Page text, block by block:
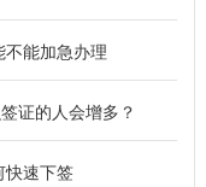
能加急办理
证的人会增多？
快速下签